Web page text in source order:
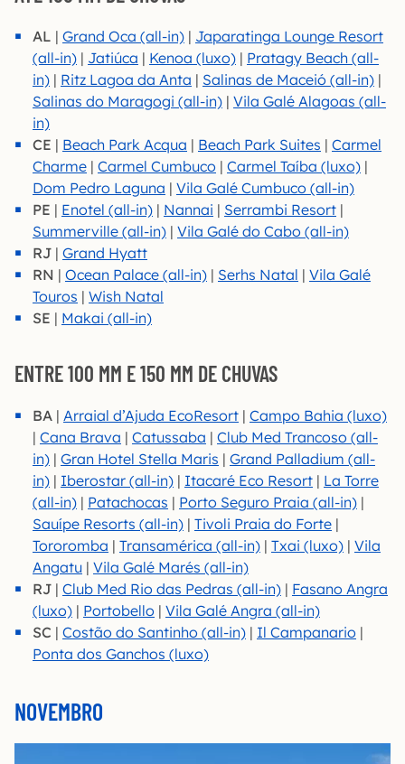
AL | Grand Oca (all-in) | Japaratinga Lounge Resort
(all-in) | Jatiúca | Kenoa (luxo) | Pratagy Beach (all-
in) | Ritz Lagoa da Anta | Salinas de Maceió (all-in) |
Salinas do Maragogi (all-in) | Vila Galé Alagoas (all-
in)
CE | Beach Park Acqua | Beach Park Suites | Carmel
Charme | Carmel Cumbuco | Carmel Taíba (luxo) |
Dom Pedro Laguna | Vila Galé Cumbuco (all-in)
PE | Enotel (all-in) | Nannai | Serrambi Resort |
Summerville (all-in) | Vila Galé do Cabo (all-in)
RJ | Grand Hyatt
RN | Ocean Palace (all-in) | Serhs Natal | Vila Galé
Touros | Wish Natal
SE | Makai (all-in)
ENTRE 100 MM E 150 MM DE CHUVAS
BA | Arraial d’Ajuda EcoResort | Campo Bahia (luxo)
| Cana Brava | Catussaba | Club Med Trancoso (all-
in) | Gran Hotel Stella Maris | Grand Palladium (all-
in) | Iberostar (all-in) | Itacaré Eco Resort | La Torre
(all-in) | Patachocas | Porto Seguro Praia (all-in) |
Sauípe Resorts (all-in) | Tivoli Praia do Forte |
Tororomba | Transamérica (all-in) | Txai (luxo) | Vila
Angatu | Vila Galé Marés (all-in)
RJ | Club Med Rio das Pedras (all-in) | Fasano Angra
(luxo) | Portobello | Vila Galé Angra (all-in)
SC | Costão do Santinho (all-in) | Il Campanario |
Ponta dos Ganchos (luxo)
NOVEMBRO